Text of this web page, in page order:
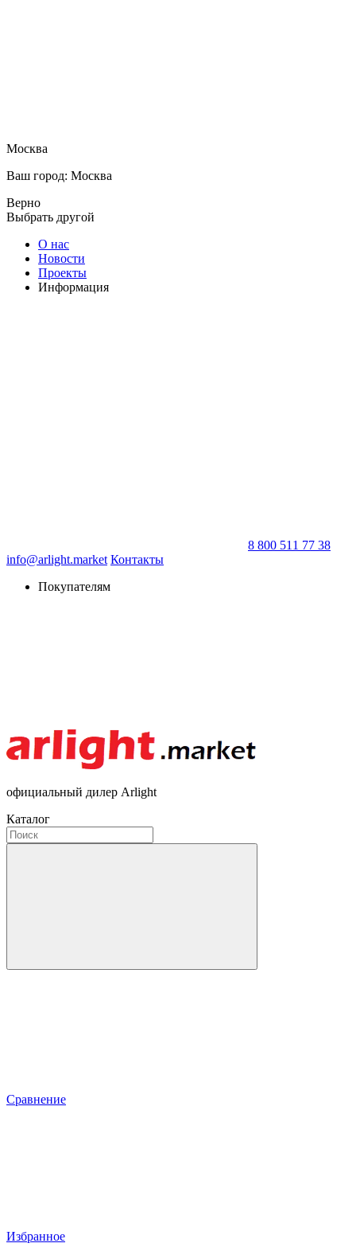
Москва
Ваш город: Москва
Верно
Выбрать другой
О нас
Новости
Проекты
Информация
8 800 511 77 38
info@arlight.market Контакты
Покупателям
официальный дилер Arlight
Каталог
Сравнение
Избранное